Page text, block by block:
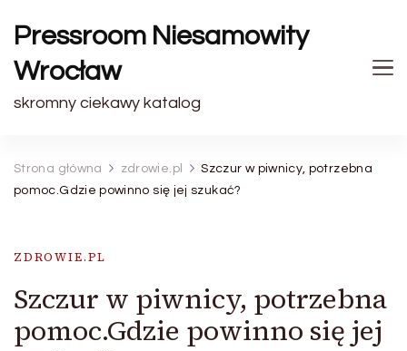
Pressroom Niesamowity
Wrocław
skromny ciekawy katalog
Strona główna zdrowie.pl
Szczur w piwnicy, potrzebna
pomoc.Gdzie powinno się jej szukać?
ZDROWIE.PL
Szczur w piwnicy, potrzebna
pomoc.Gdzie powinno się jej